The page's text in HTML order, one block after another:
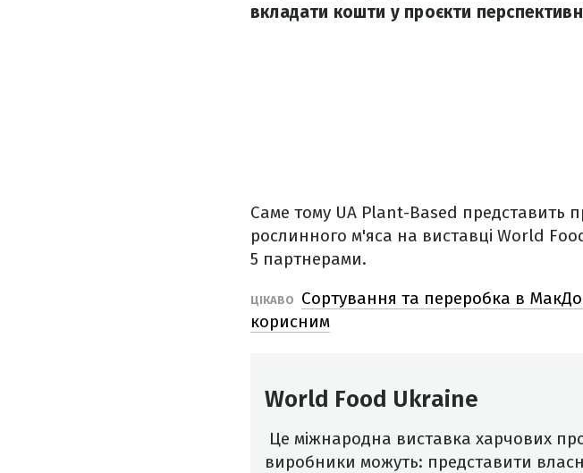
вкладати кошти у проєкти
Саме тому UA Plant-Based представить
рослинного м'яса на виставці World
5 партнерами.
ЦІКАВО
Сортування та переробка в
корисним
World Food Ukraine
Це міжнародна виставка харчових
виробники можуть: представити